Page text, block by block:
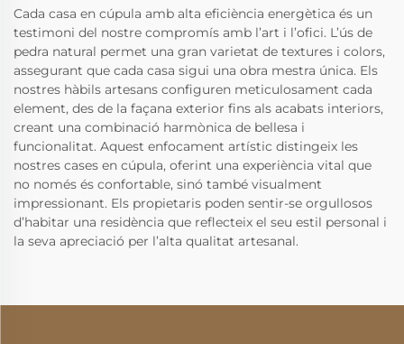
Cada casa en cúpula amb alta eficiència energètica és un
testimoni del nostre compromís amb l’art i l’ofici. L’ús de
pedra natural permet una gran varietat de textures i colors,
assegurant que cada casa sigui una obra mestra única. Els
nostres hàbils artesans configuren meticulosament cada
element, des de la façana exterior fins als acabats interiors,
creant una combinació harmònica de bellesa i
funcionalitat. Aquest enfocament artístic distingeix les
nostres cases en cúpula, oferint una experiència vital que
no només és confortable, sinó també visualment
impressionant. Els propietaris poden sentir-se orgullosos
d’habitar una residència que reflecteix el seu estil personal i
la seva apreciació per l’alta qualitat artesanal.